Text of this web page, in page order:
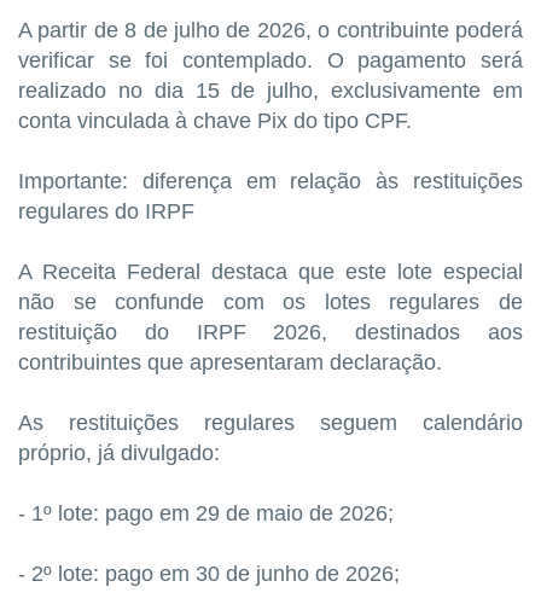
A partir de 8 de julho de 2026, o contribuinte poderá
verificar se foi contemplado. O pagamento será
realizado no dia 15 de julho, exclusivamente em
conta vinculada à chave Pix do tipo CPF.
Importante: diferença em relação às restituições
regulares do IRPF
A Receita Federal destaca que este lote especial
não se confunde com os lotes regulares de
restituição do IRPF 2026, destinados aos
contribuintes que apresentaram declaração.
As restituições regulares seguem calendário
próprio, já divulgado:
- 1º lote: pago em 29 de maio de 2026;
- 2º lote: pago em 30 de junho de 2026;